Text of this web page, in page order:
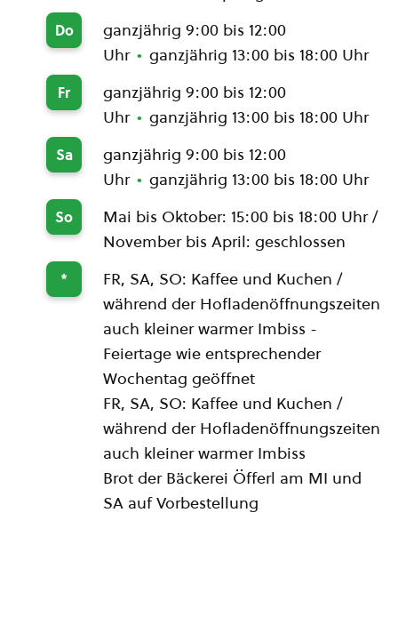
Do
ganzjährig 9:00 bis 12:00
Uhr
ganzjährig 13:00 bis 18:00 Uhr
Fr
ganzjährig 9:00 bis 12:00
Uhr
ganzjährig 13:00 bis 18:00 Uhr
Sa
ganzjährig 9:00 bis 12:00
Uhr
ganzjährig 13:00 bis 18:00 Uhr
So
Mai bis Oktober: 15:00 bis 18:00 Uhr /
November bis April: geschlossen
*
FR, SA, SO: Kaffee und Kuchen /
während der Hofladenöffnungszeiten
auch kleiner warmer Imbiss -
Feiertage wie entsprechender
Wochentag geöffnet
FR, SA, SO: Kaffee und Kuchen /
während der Hofladenöffnungszeiten
auch kleiner warmer Imbiss
Brot der Bäckerei Öfferl am MI und
SA auf Vorbestellung